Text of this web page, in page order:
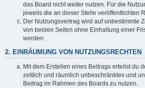
das Board nicht weiter nutzen. Für die
jeweils die an dieser Stelle veröffentlichten
Der Nutzungsvertrag wird auf unbestimmte
von beiden Seiten ohne Einhaltung einer
werden.
2. EINRÄUMUNG VON NUTZUNGSRECHTEN
Mit dem Erstellen eines Beitrags erteilst du
zeitlich und räumlich unbeschränktes und
Beitrag im Rahmen des Boards zu nutzen.